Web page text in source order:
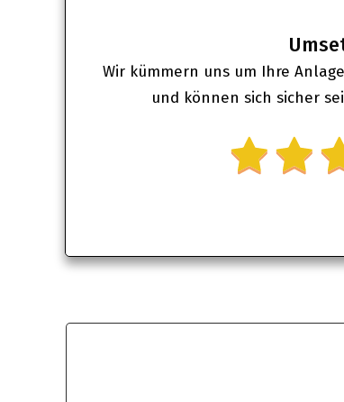
Wir kümmern uns um Ihre
und können sich sicher